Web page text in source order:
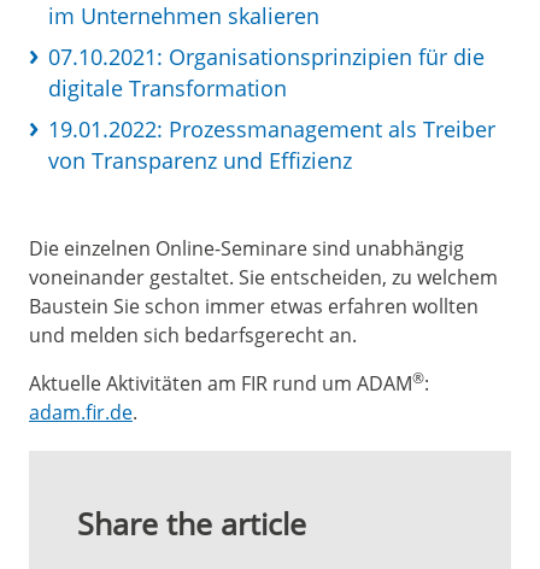
im Unternehmen skalieren
07.10.2021: Organisationsprinzipien für die
digitale Transformation
19.01.2022: Prozessmanagement als Treiber
von Transparenz und Effizienz
Die einzelnen Online-Seminare sind unabhängig
voneinander gestaltet. Sie entscheiden, zu welchem
Baustein Sie schon immer etwas erfahren wollten
und melden sich bedarfsgerecht an.
Aktuelle Aktivitäten am FIR rund um ADAM®:
adam.fir.de.
Share the article